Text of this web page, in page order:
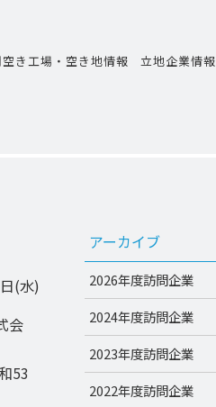
き工場・空き地情報 立地企業情報
(水)
会
53
アーカイブ
2026年度訪問企業
2024年度訪問企業
2023年度訪問企業
2022年度訪問企業